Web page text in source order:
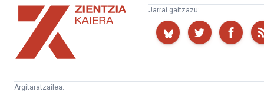
Zientzia
Kaiera
Jarrai gaitzazu:
Argitaratzailea: